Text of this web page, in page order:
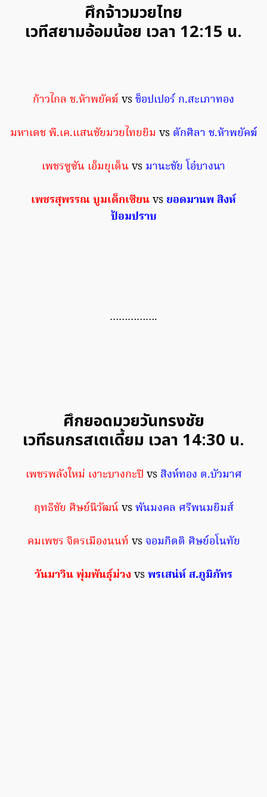
ศึกจ้าวมวยไทย
เวทีสยามอ้อมน้อย เวลา 12:15 น.
ก้าวไกล ช.ห้าพยัคฆ์ vsช็อปเปอร์ ก.สะเภาทอง
มหาเดช พี.เค.แสนชัยมวยไทยยิม vs ตักศิลา ช.ห้าพยัคฆ์
เพชรซูซัน เอ็มยุเด็นvs มานะชัย โอ๋บางนา
เพชรสุพรรณ บูมเด็กเซียนvs ยอดมานพ สิงห์
ป้อมปราบ
…………….
ศึกยอดมวยวันทรงชัย
เวทีธนกรสเตเดี้ยม เวลา 14:30 น.
เพชรพลังใหม่ เงาะบางกะปิ vs สิงห์ทอง ต.บัวมาศ
ฤทธิชัย ศิษย์นิวัฒน์vsพันมงคล ศรีพนมยิมส์
คมเพชร จิตรเมืองนนท์ vs จอมกิตติ ศิษย์อโนทัย
วันมาวิน พุ่มพันธุ์ม่วงvsพรเสน่ห์ ส.ภูมิภัทร